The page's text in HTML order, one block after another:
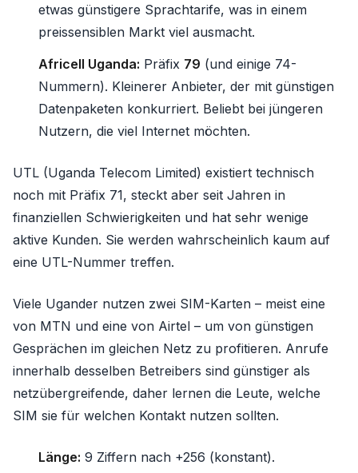
etwas günstigere Sprachtarife, was in einem
preissensiblen Markt viel ausmacht.
Africell Uganda: Präfix 79 (und einige 74-
Nummern). Kleinerer Anbieter, der mit günstigen
Datenpaketen konkurriert. Beliebt bei jüngeren
Nutzern, die viel Internet möchten.
UTL (Uganda Telecom Limited) existiert technisch
noch mit Präfix 71, steckt aber seit Jahren in
finanziellen Schwierigkeiten und hat sehr wenige
aktive Kunden. Sie werden wahrscheinlich kaum auf
eine UTL-Nummer treffen.
Viele Ugander nutzen zwei SIM-Karten – meist eine
von MTN und eine von Airtel – um von günstigen
Gesprächen im gleichen Netz zu profitieren. Anrufe
innerhalb desselben Betreibers sind günstiger als
netzübergreifende, daher lernen die Leute, welche
SIM sie für welchen Kontakt nutzen sollten.
Länge: 9 Ziffern nach +256 (konstant).